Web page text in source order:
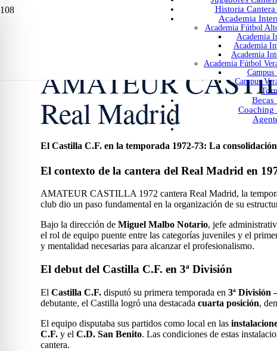
Historia
Academia
Academia Fútbol
Academia
Academia
Academia
Academia Fútbol
Campus
Becas
Coaching
AMATEUR
Real Madrid
El Castilla C.F. en la temporada 1972-73: La
El contexto de la cantera del Real Madrid en
AMATEUR CASTILLA 1972 cantera Real Madrid, la
club dio un paso fundamental en la organización de su
Bajo la dirección de Miguel Malbo Notario, jefe
el rol de equipo puente entre las categorías juveniles y el
y mentalidad necesarias para alcanzar el profesionalismo.
El debut del Castilla C.F. en 3ª División
El Castilla C.F. disputó su primera temporada en 3ª División
debutante, el Castilla logró una destacada cuarta posición,
El equipo disputaba sus partidos como local en las
C.F. y el C.D. San Benito. Las condiciones de estas
cantera.